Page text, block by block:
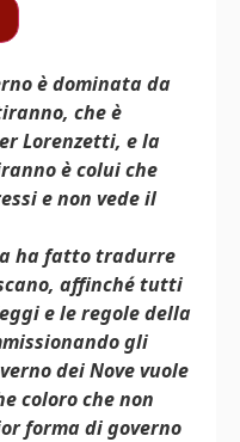
è dominata da
che è
Lorenzetti, e la
è colui che
e non vede il
ha fatto tradurre
affinché tutti
e le regole della
gli
dei Nove vuole
coloro che non
forma di governo